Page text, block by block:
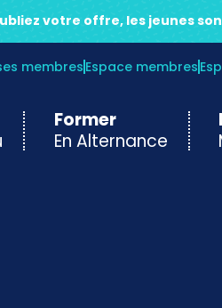
votre offre, les jeunes
membres Espace membres
Former
En Alternance